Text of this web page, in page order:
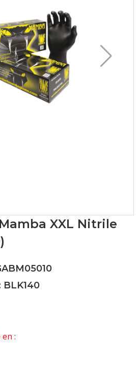
XXL Nitrile
BLK140
: